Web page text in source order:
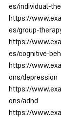
es/individual-
https://
es/group-
https://
es/cognitive-
https://
ons/depression
https://
ons/adhd
https://